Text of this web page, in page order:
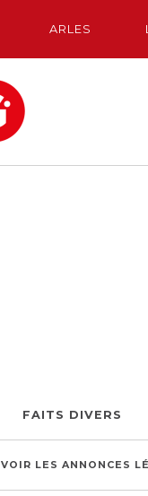
ARLES
FAITS DIVERS
VOIR LES ANNONCES